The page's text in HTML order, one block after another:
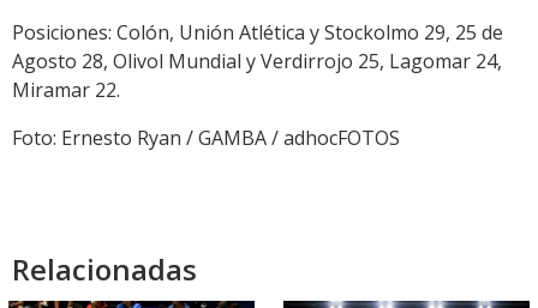
Posiciones: Colón, Unión Atlética y Stockolmo 29, 25 de
Agosto 28, Olivol Mundial y Verdirrojo 25, Lagomar 24,
Miramar 22.
Foto: Ernesto Ryan / GAMBA / adhocFOTOS
Relacionadas